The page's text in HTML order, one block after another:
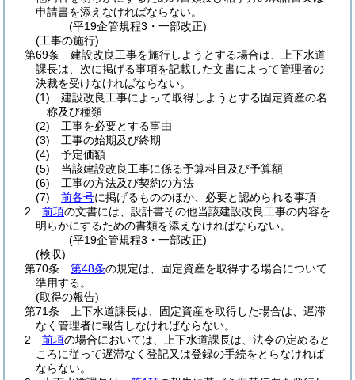
申請書を添えなければならない。
(平19企管規程3・一部改正)
(工事の施行)
第69条
建設改良工事を施行しようとする場合は、上下水道
課長は、次に掲げる事項を記載した文書によって管理者の
決裁を受けなければならない。
(1)
建設改良工事によって取得しようとする固定資産の名
称及び種類
(2)
工事を必要とする事由
(3)
工事の始期及び終期
(4)
予定価額
(5)
当該建設改良工事に係る予算科目及び予算額
(6)
工事の方法及び契約の方法
(7)
前各号に掲げるもののほか、必要と認められる事項
2
前項の文書には、設計書その他当該建設改良工事の内容を
明らかにするための書類を添えなければならない。
(平19企管規程3・一部改正)
(検収)
第70条
第48条の規定は、固定資産を取得する場合について
準用する。
(取得の報告)
第71条
上下水道課長は、固定資産を取得した場合は、遅滞
なく管理者に報告しなければならない。
2
前項の場合においては、上下水道課長は、法令の定めると
ころに従って遅滞なく登記又は登録の手続をとらなければ
ならない。